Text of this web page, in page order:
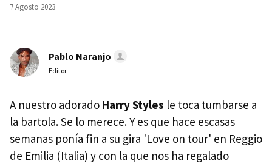
7 Agosto 2023
Pablo Naranjo
Editor
A nuestro adorado Harry Styles le toca tumbarse a
la bartola. Se lo merece. Y es que hace escasas
semanas ponía fin a su gira 'Love on tour' en Reggio
de Emilia (Italia) y con la que nos ha regalado